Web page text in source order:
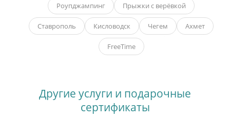
Роупджампинг Прыжки с верёвкой
Ставрополь Кисловодск Чегем Ахмет
FreeTime
Другие услуги и подарочные
сертификаты